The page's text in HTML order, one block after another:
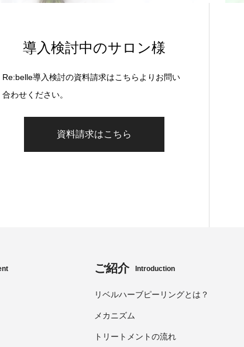
導入検討中のサロン様
Re:belle導入検討の資料請求はこちらよりお問い
合わせください。
資料請求はこちら
ご紹介 Introduction
リベルハーブピーリングとは？
メカニズム
トリートメントの流れ